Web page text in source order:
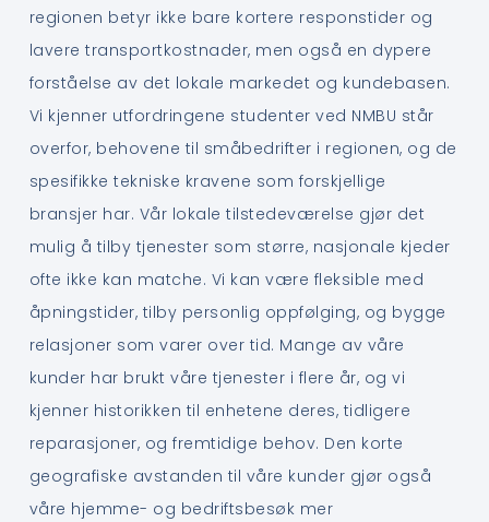
regionen betyr ikke bare kortere responstider og
lavere transportkostnader, men også en dypere
forståelse av det lokale markedet og kundebasen.
Vi kjenner utfordringene studenter ved NMBU står
overfor, behovene til småbedrifter i regionen, og de
spesifikke tekniske kravene som forskjellige
bransjer har. Vår lokale tilstedeværelse gjør det
mulig å tilby tjenester som større, nasjonale kjeder
ofte ikke kan matche. Vi kan være fleksible med
åpningstider, tilby personlig oppfølging, og bygge
relasjoner som varer over tid. Mange av våre
kunder har brukt våre tjenester i flere år, og vi
kjenner historikken til enhetene deres, tidligere
reparasjoner, og fremtidige behov. Den korte
geografiske avstanden til våre kunder gjør også
våre hjemme- og bedriftsbesøk mer